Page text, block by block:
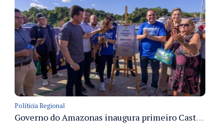
Políticia Regional
Governo do Amazonas inaugura primeiro Castramóvel Fluvial para atendimento veterinário às comunidades ribeirinhas e castração gratuita